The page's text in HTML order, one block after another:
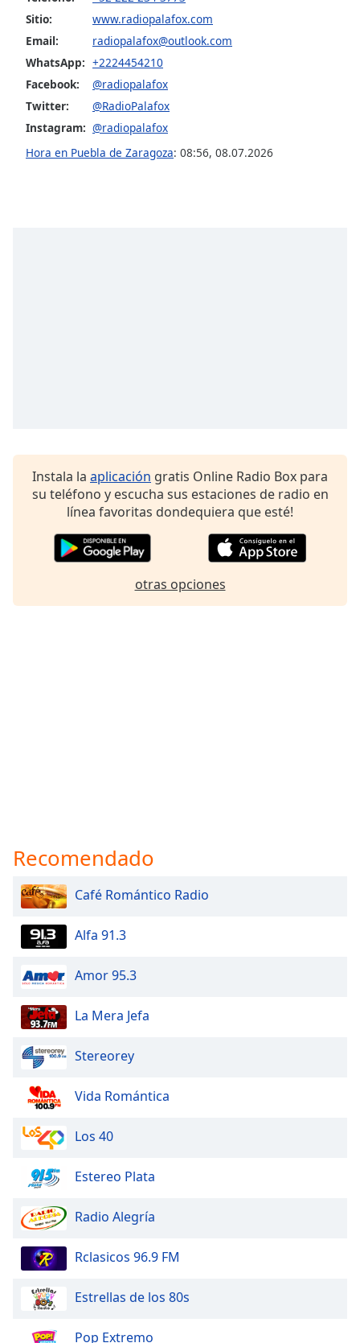
Opacity
Caption
Area
Color
Done
Close
Modal
Dialog
Sitio:
www.radiopalafox.com
Email:
radiopalafox@outlook.com
WhatsApp: +2224454210
Facebook:
@radiopalafox
Twitter:
@RadioPalafox
Instagram: @radiopalafox
Hora en Puebla de Zaragoza: 08:56, 08.07.2026
Instala la aplicación gratis Online Radio Box para
su teléfono y escucha sus estaciones de radio en
línea favoritas dondequiera que esté!
otras opciones
Recomendado
Café Romántico Radio
Alfa 91.3
Amor 95.3
La Mera Jefa
Stereorey
Vida Romántica
Los 40
Estereo Plata
Radio Alegría
Rclasicos 96.9 FM
Estrellas de los 80s
Pop Extremo